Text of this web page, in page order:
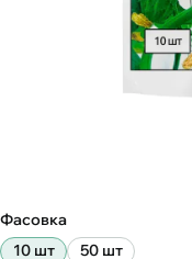
Фасовка
10 шт
50 шт